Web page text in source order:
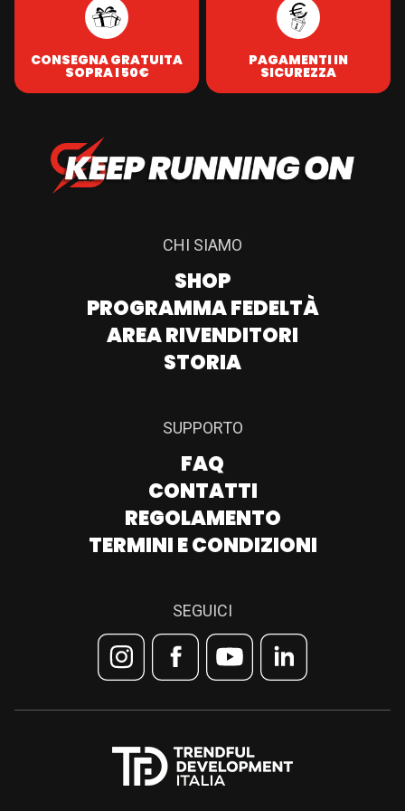
CONSEGNA GRATUITA
SOPRA I 50€
PAGAMENTI IN
SICUREZZA
CHI SIAMO
SHOP
PROGRAMMA FEDELTÀ
AREA RIVENDITORI
STORIA
SEGUICI
SUPPORTO
FAQ
CONTATTI
REGOLAMENTO
TERMINI E CONDIZIONI